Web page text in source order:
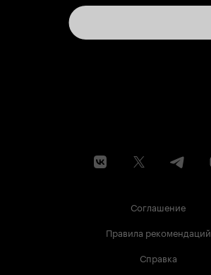
Соглашение
Правила рекомендаций
Справка